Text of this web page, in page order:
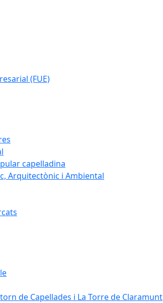
(FUE)
capelladina
Arquitectònic i Ambiental
de Capellades i La Torre de Claramunt